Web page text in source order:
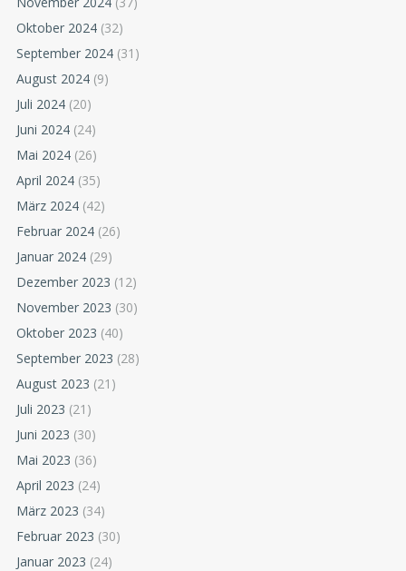
Oktober 2024 (32)
September 2024 (31)
August 2024 (9)
Juli 2024 (20)
Juni 2024 (24)
Mai 2024 (26)
April 2024 (35)
März 2024 (42)
Februar 2024 (26)
Januar 2024 (29)
Dezember 2023 (12)
November 2023 (30)
Oktober 2023 (40)
September 2023 (28)
August 2023 (21)
Juli 2023 (21)
Juni 2023 (30)
Mai 2023 (36)
April 2023 (24)
März 2023 (34)
Februar 2023 (30)
Januar 2023 (24)